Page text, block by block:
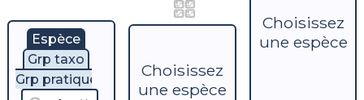
Espèce
Grp taxo
Grp pratique
Choisissez
une espèce
Choisissez
une espèce